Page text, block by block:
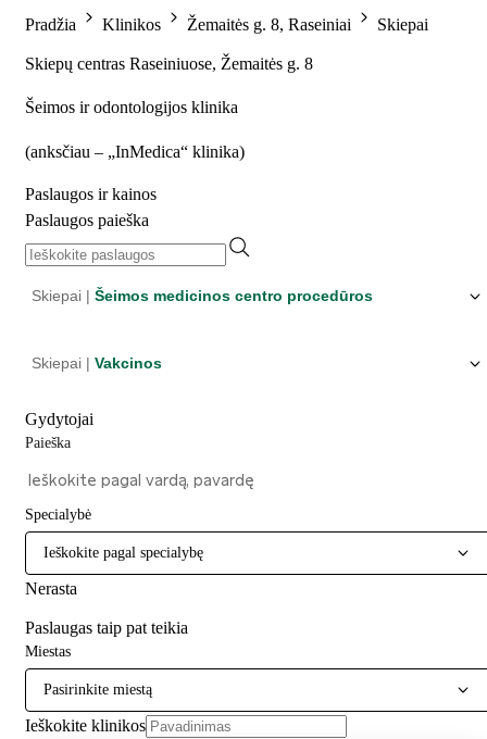
Pradžia Klinikos Žemaitės g. 8, Raseiniai Skiepai
Skiepų centras Raseiniuose, Žemaitės g. 8
Šeimos ir odontologijos klinika
(anksčiau – „InMedica“ klinika)
Paslaugos ir kainos
Paslaugos paieška
Skiepai | Šeimos medicinos centro procedūros
Skiepai | Vakcinos
Gydytojai
Paieška
Specialybė
Ieškokite pagal specialybę
Nerasta
Paslaugas taip pat teikia
Miestas
Pasirinkite miestą
Ieškokite klinikos